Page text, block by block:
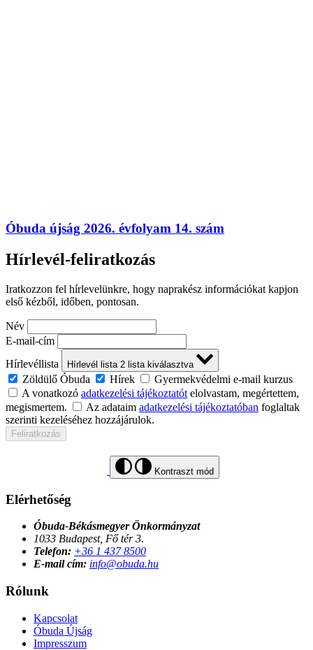
Óbuda újság 2026. évfolyam 14. szám
Hírlevél-feliratkozás
Iratkozzon fel hírlevelünkre, hogy naprakész információkat kapjon
első kézből, időben, pontosan.
Név
E-mail-cím
Hírlevéllista
Hírlevél lista 2 lista kiválasztva
Zöldülő Óbuda Hírek
Gyermekvédelmi e-mail kurzus
A vonatkozó adatkezelési tájékoztatót elolvastam, megértettem,
megismertem.
Az adataim adatkezelési tájékoztatóban foglaltak
szerinti kezeléséhez hozzájárulok.
Feliratkozás
Kontraszt mód
Elérhetőség
Óbuda-Békásmegyer Önkormányzat
1033 Budapest, Fő tér 3.
Telefon: +36 1 437 8500
E-mail cím: info@obuda.hu
Rólunk
Kapcsolat
Óbuda Újság
Impresszum